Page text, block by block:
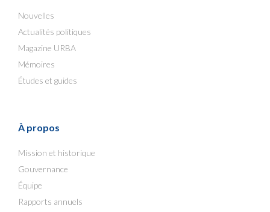
Nouvelles
Actualités politiques
Magazine URBA
Mémoires
Études et guides
À propos
Mission et historique
Gouvernance
Équipe
Rapports annuels